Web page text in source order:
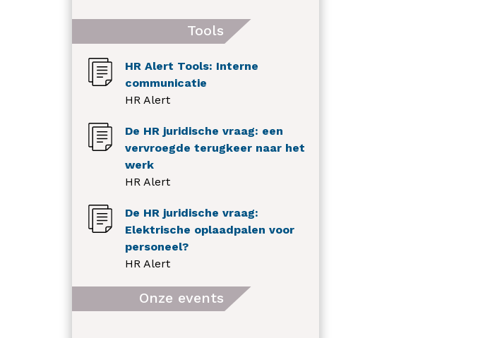
Tools
HR Alert Tools: Interne
communicatie
HR Alert
De HR juridische vraag: een
vervroegde terugkeer naar het
werk
HR Alert
De HR juridische vraag:
Elektrische oplaadpalen voor
personeel?
HR Alert
Onze events